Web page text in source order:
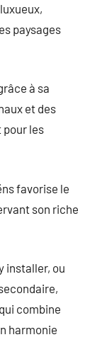
paysages
à sa
et des
les
favorise le
son riche
installer, ou
combine
harmonie